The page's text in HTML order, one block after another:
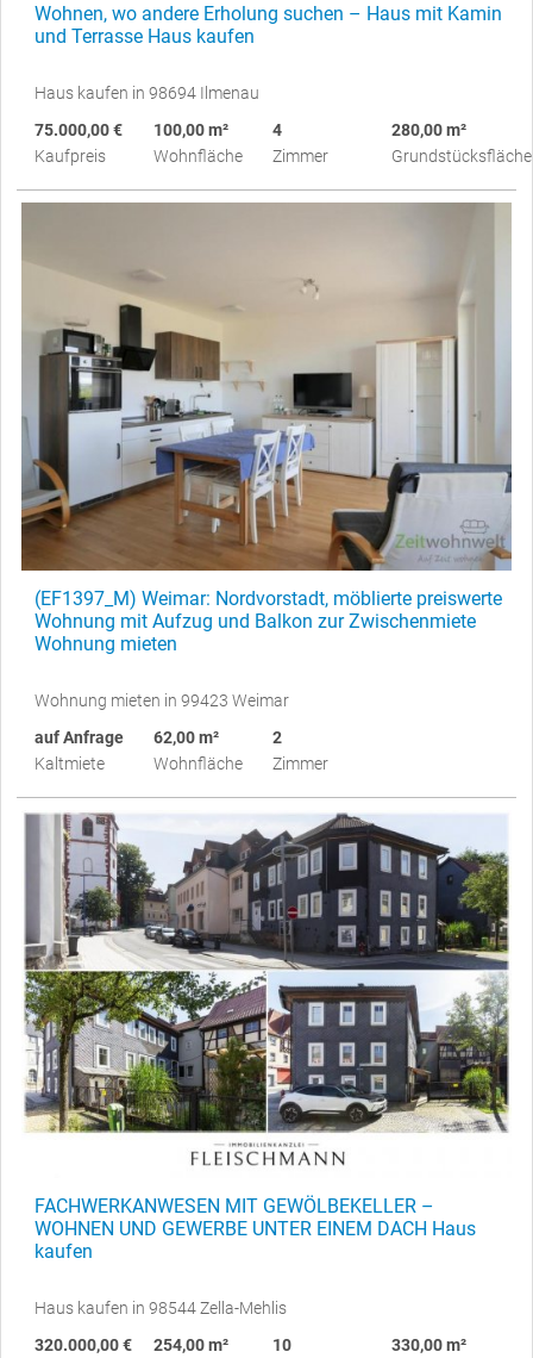
Wohnen, wo andere Erholung suchen – Haus mit Kamin
und Terrasse Haus kaufen
Haus kaufen in 98694 Ilmenau
75.000,00 €
Kaufpreis
100,00 m²
Wohnfläche
4
Zimmer
280,00 m²
Grundstücksfläche
(EF1397_M) Weimar: Nordvorstadt, möblierte preiswerte
Wohnung mit Aufzug und Balkon zur Zwischenmiete
Wohnung mieten
Wohnung mieten in 99423 Weimar
auf Anfrage
Kaltmiete
62,00 m²
Wohnfläche
2
Zimmer
FACHWERKANWESEN MIT GEWÖLBEKELLER –
WOHNEN UND GEWERBE UNTER EINEM DACH Haus
kaufen
Haus kaufen in 98544 Zella-Mehlis
320.000,00 €
254,00 m² 10 330,00 m²